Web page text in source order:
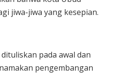
jiwa-jiwa yang kesepian.
pada awal dan
pengembangan